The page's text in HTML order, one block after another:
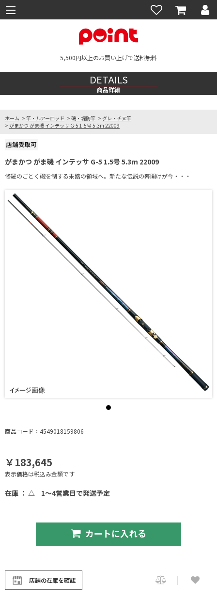
5,500円以上のお買い上げで送料無料
DETAILS
商品詳細
ホーム > 竿・ルアーロッド > 磯・堤防竿 > グレ・チヌ竿
> がまかつ がま磯 インテッサ G-5 1.5号 5.3m 22009
がまかつ がま磯 インテッサ G-5 1.5号 5.3m 22009
修羅のごとく磯を制する未踏の領域へ。新たな伝説の幕開けが今・・・
商品コード：4549018159806
￥183,645
表示価格は税込み金額です
在庫 ： △ 1～4営業日で発送予定
カートに入れる
店舗の在庫を確認